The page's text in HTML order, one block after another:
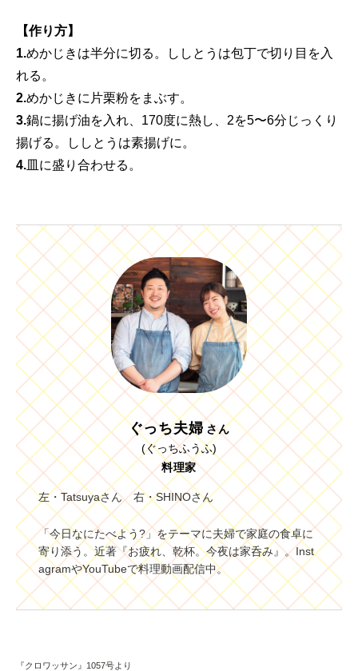
【作り方】
1.めかじきは半分に切る。ししとうは包丁で切り目を入
れる。
2.めかじきに片栗粉をまぶす。
3.鍋に揚げ油を入れ、170度に熱し、2を5〜6分じっくり
揚げる。ししとうは素揚げに。
4.皿に盛り合わせる。
ぐっち夫婦 さん
(ぐっちふうふ)
料理家
左・Tatsuyaさん 右・SHINOさん
「今日なにたべよう?」をテーマに夫婦で家庭の食卓に
寄り添う。近著『お疲れ、乾杯。今夜は家呑み』。Inst
agramやYouTubeで料理動画配信中。
『クロワッサン』1057号より